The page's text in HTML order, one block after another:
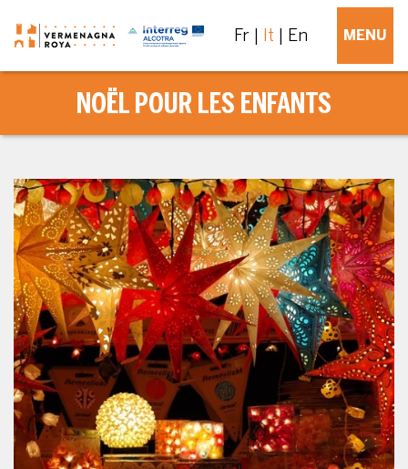
Fr It En MENU
NOËL POUR LES ENFANTS